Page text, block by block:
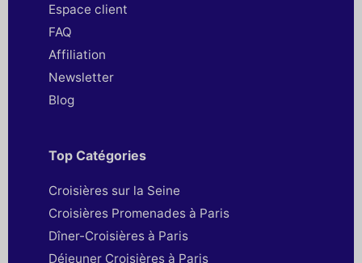
Espace client
FAQ
Affiliation
Newsletter
Blog
Top Catégories
Croisières sur la Seine
Croisières Promenades à Paris
Dîner-Croisières à Paris
Déjeuner Croisières à Paris